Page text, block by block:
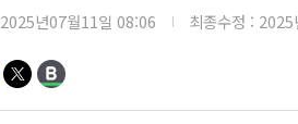
2025년07월11일 08:06 최종수정 : 2025